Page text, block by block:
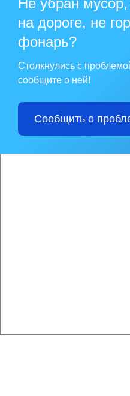
Не убран
на дороге, не
фонарь?
Столкнулись с
сообщите о ней!
Сообщить о